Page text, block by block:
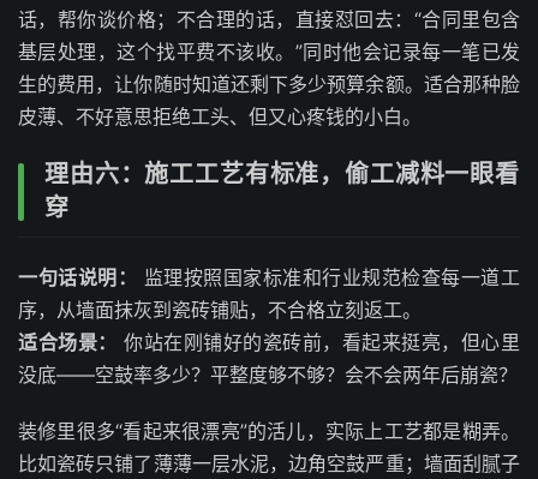
话，帮你谈价格；不合理的话，直接怼回去：“合同里包含
基层处理，这个找平费不该收。”同时他会记录每一笔已发
生的费用，让你随时知道还剩下多少预算余额。适合那种脸
皮薄、不好意思拒绝工头、但又心疼钱的小白。
理由六：施工工艺有标准，偷工减料一眼看
穿
一句话说明：
监理按照国家标准和行业规范检查每一道工
序，从墙面抹灰到瓷砖铺贴，不合格立刻返工。
适合场景：
你站在刚铺好的瓷砖前，看起来挺亮，但心里
没底——空鼓率多少？平整度够不够？会不会两年后崩瓷？
装修里很多“看起来很漂亮”的活儿，实际上工艺都是糊弄。
比如瓷砖只铺了薄薄一层水泥，边角空鼓严重；墙面刮腻子